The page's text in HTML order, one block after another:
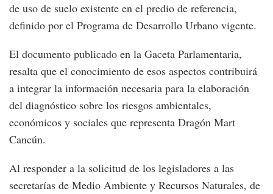
de uso de suelo existente en el predio de referencia,
definido por el Programa de Desarrollo Urbano vigente.
El documento publicado en la Gaceta Parlamentaria,
resalta que el conocimiento de esos aspectos contribuirá
a integrar la información necesaria para la elaboración
del diagnóstico sobre los riesgos ambientales,
económicos y sociales que representa Dragón Mart
Cancún.
Al responder a la solicitud de los legisladores a las
secretarías de Medio Ambiente y Recursos Naturales, de